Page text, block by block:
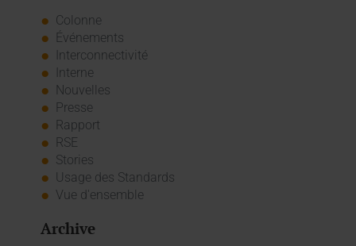
Colonne
Événements
Interconnectivité
Interne
Nouvelles
Presse
Rapport
RSE
Stories
Usage des Standards
Vue d'ensemble
Archive